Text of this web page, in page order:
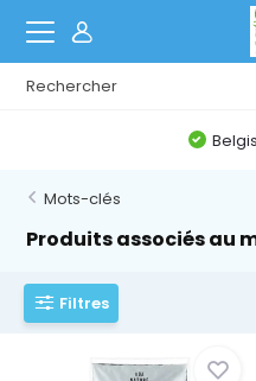
Mots-clés
Produits associés au
Filtres